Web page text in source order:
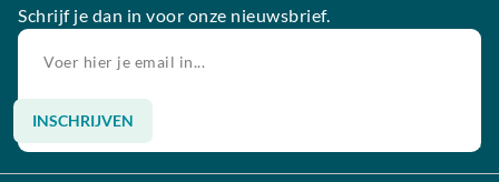
Schrijf je dan in voor onze nieuwsbrief.
INSCHRIJVEN
Alternative: